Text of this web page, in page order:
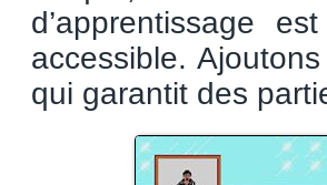
d’apprentissage
accessible.
qui garantit des